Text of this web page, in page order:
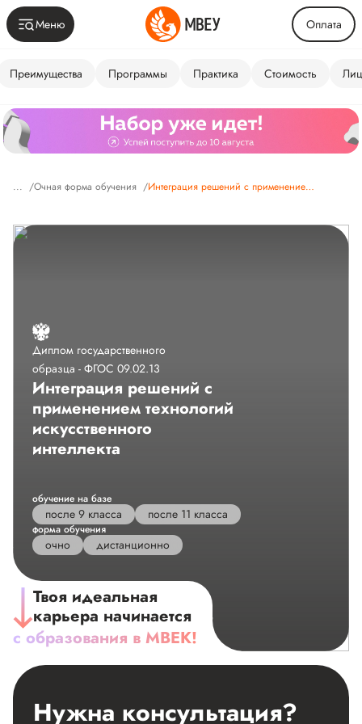
vk.ru/mveu_ru?w=wall-89292534_17504
Меню Оплата
Преимущества Программы Практика Стоимость
... /Очная форма обучения / Интеграция решений с применением технологий искусственного интеллекта
Диплом государственного
образца - ФГОС 09.02.13
Интеграция решений с
применением технологий
искусственного
интеллекта
обучение на базе
после 9 класса после 11 класса
форма обучения
очно дистанционно
Твоя идеальная
карьера начинается
с образования в МВЕК!
Нужна консультация?